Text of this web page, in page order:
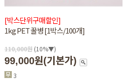
[박스단위구매할인]
1kg PET 꿀병 [1박스/100개]
110,000원 (10%▼)
99,000원(기본가)
3